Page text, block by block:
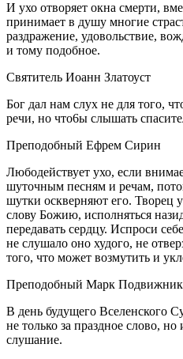
И ухо отворяет окна смерти,
принимает в душу многие
раздражение, удовольствие,
и тому подобное.
Святитель Иоанн Златоуст
Бог дал нам слух не для того,
речи, но что6ы слышать
Преподобный Ефрем Сирин
Любодействует ухо, если
шуточным песням и речам,
шутки оскверняют его. Творец
слову Божию, исполняться
передавать сердцу. Испроси
не слушало оно худого, не
того, что может возмутить и
Преподобный Марк Подвижник
В день будущего Вселенского
не только за праздное слово,
слушание.